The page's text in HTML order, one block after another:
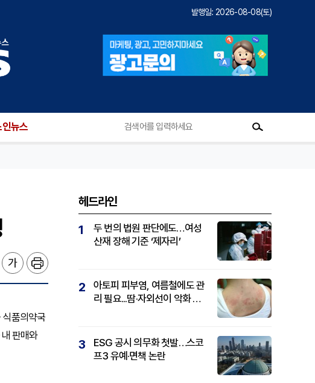
발행일: 2026-08-08(토)
뉴스
품의약국
판매와
헤드라인
1
두 번의 법원 판단에도…여성
산재 장해 기준 ‘제자리’
2
아토피 피부염, 여름철에도 관
리 필요...땀·자외선이 악화 요
3
ESG 공시 의무화 첫발…스코
프3 유예·면책 논란